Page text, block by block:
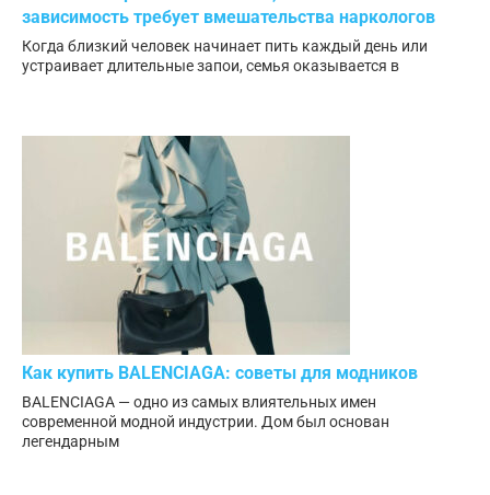
зависимость требует вмешательства наркологов
Когда близкий человек начинает пить каждый день или
устраивает длительные запои, семья оказывается в
Как купить BALENCIAGA: советы для модников
BALENCIAGA — одно из самых влиятельных имен
современной модной индустрии. Дом был основан
легендарным